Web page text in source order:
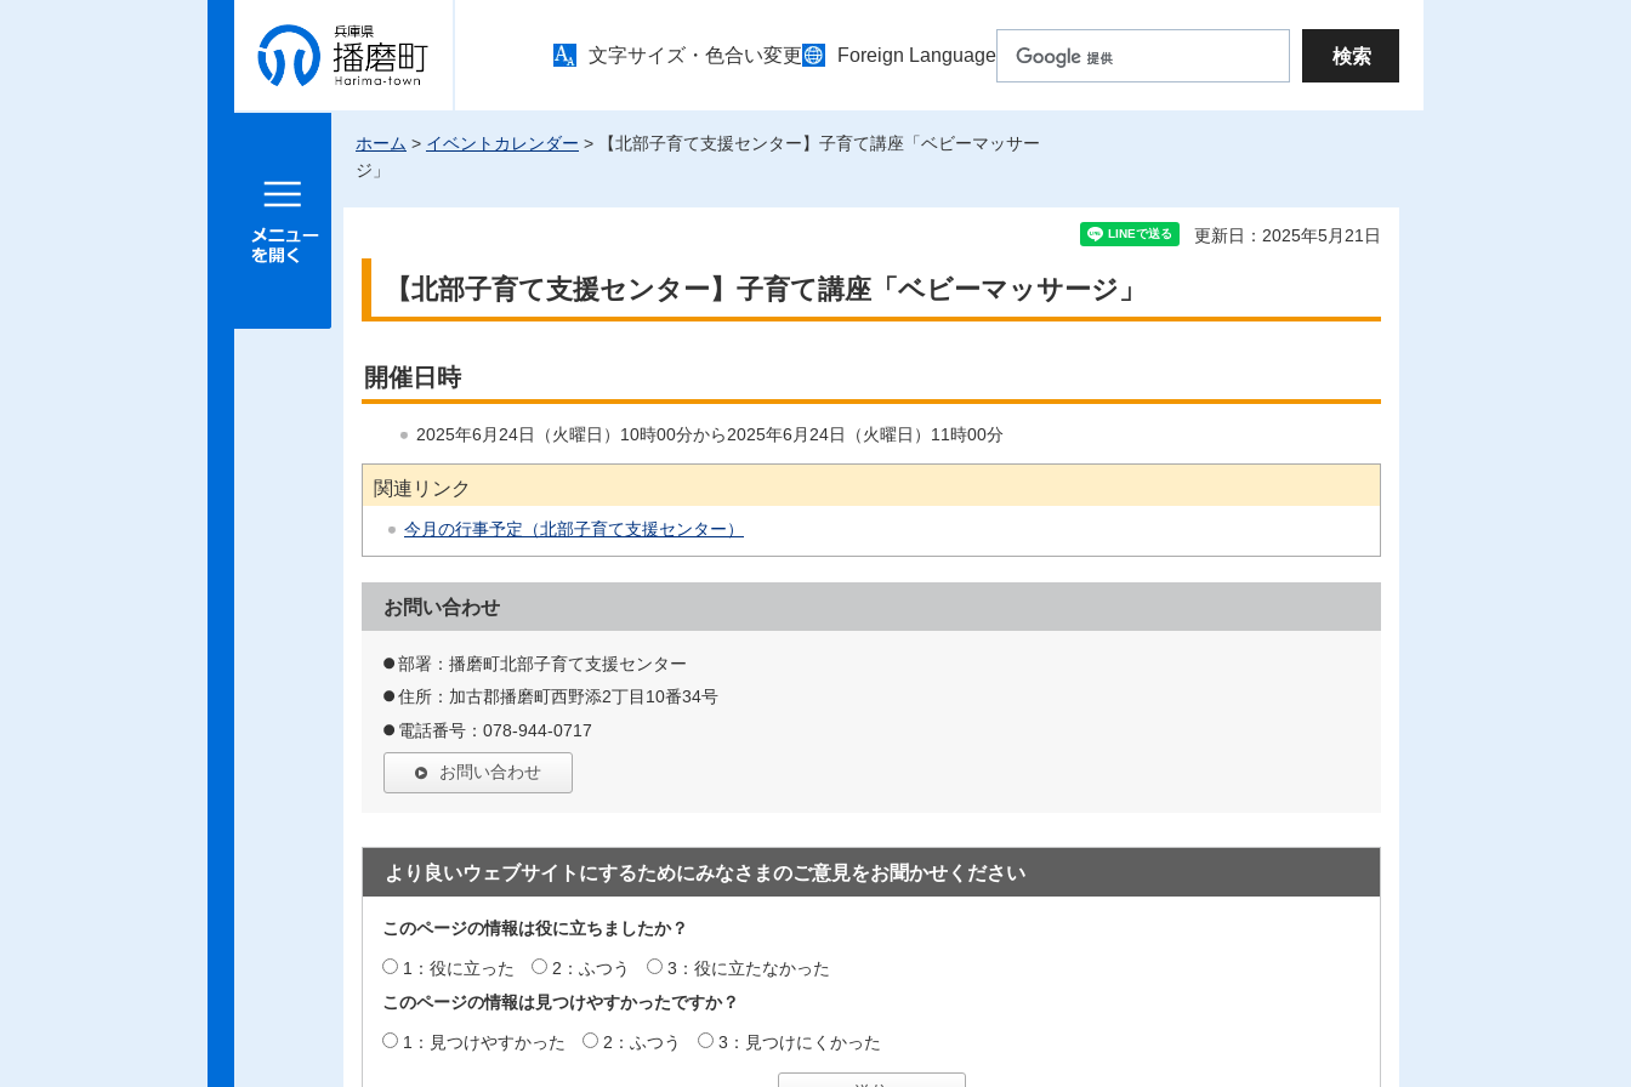
兵庫県 播
磨町
文字サイズ・色合い変更 Foreign Language
メニュー
ホーム > イベントカレンダー > 【北部子育て支援センター】子育て講座「ベビーマッサー
ジ」
更新日：2025年5月21日
【北部子育て支援センター】子育て講座「ベビーマッサージ」
開催日時
2025年6月24日（火曜日）10時00分から2025年6月24日（火曜日）11時00分
関連リンク
今月の行事予定（北部子育て支援センター）
お問い合わせ
部署：播磨町北部子育て支援センター
住所：加古郡播磨町西野添2丁目10番34号
電話番号：078-944-0717
お問い合わせ
より良いウェブサイトにするためにみなさまのご意見をお聞かせください
このページの情報は役に立ちましたか？
1：役に立った 2：ふつう
3：役に立たなかった
このページの情報は見つけやすかったですか？
1：見つけやすかった 2：ふつう 3：見つけにくかった